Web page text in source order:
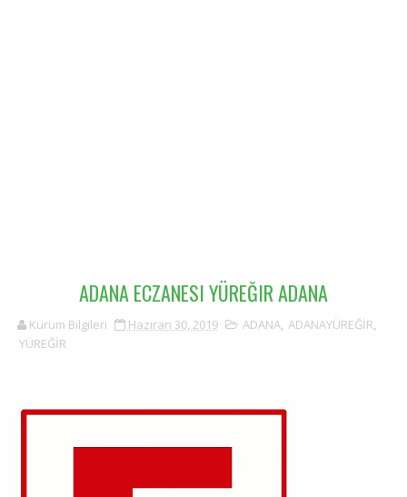
ADANA ECZANESI YÜREĞIR ADANA
Kurum Bilgileri Haziran 30, 2019 ADANA, ADANAYÜREĞİR,
YÜREĞİR